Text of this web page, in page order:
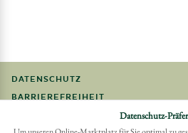
DATENSCHUTZ
BARRIEREFREIHEIT
Datenschutz-